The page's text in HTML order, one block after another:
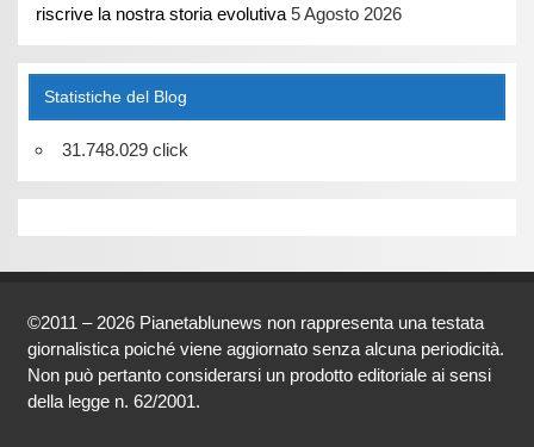
riscrive la nostra storia evolutiva 5 Agosto 2026
Statistiche del Blog
31.748.029 click
©2011 – 2026 Pianetablunews non rappresenta una testata
giornalistica poiché viene aggiornato senza alcuna periodicità.
Non può pertanto considerarsi un prodotto editoriale ai sensi
della legge n. 62/2001.